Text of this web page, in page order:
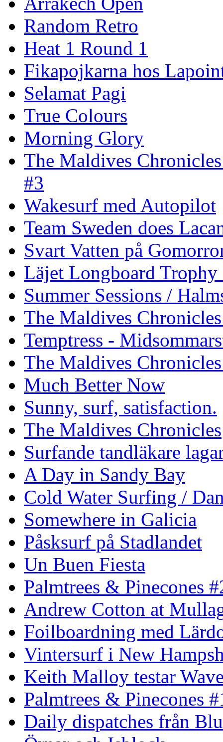
Random Retro
Heat 1 Round 1
Fikapojkarna hos
Selamat Pagi
True Colours
Morning Glory
The Maldives
#3
Wakesurf med Autopilot
Team Sweden does
Svart Vatten på
Läjet Longboard
Summer Sessions /
The Maldives
Temptress -
The Maldives
Much Better Now
Sunny, surf, satisfaction.
The Maldives Chronicles
Surfande tandläkare
A Day in Sandy Bay
Cold Water Surfing /
Somewhere in Galicia
Påsksurf på Stadlandet
Un Buen Fiesta
Palmtrees & Pinecones
Andrew Cotton at
Foilboardning med
Vintersurf i New
Keith Malloy testar
Palmtrees & Pinecones
Daily dispatches från